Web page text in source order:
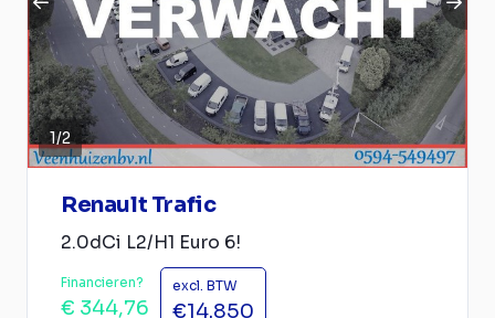
1/2
Renault Trafic
2.0dCi L2/H1 Euro 6!
Financieren?
€ 344,76
excl. BTW
€14.850